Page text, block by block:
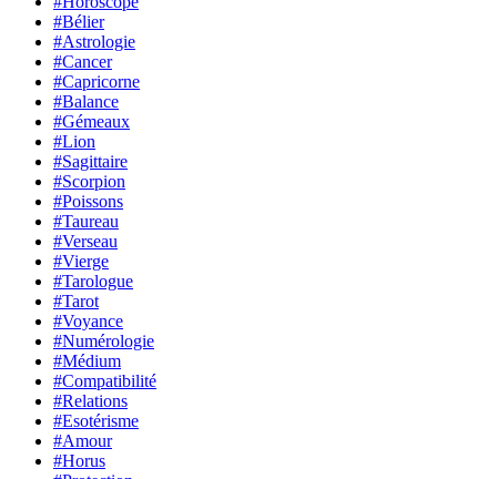
#Bélier
#Astrologie
#Cancer
#Capricorne
#Balance
#Gémeaux
#Lion
#Sagittaire
#Scorpion
#Poissons
#Taureau
#Verseau
#Vierge
#Tarologue
#Tarot
#Voyance
#Numérologie
#Médium
#Compatibilité
#Relations
#Esotérisme
#Amour
#Horus